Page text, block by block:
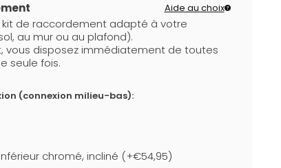
Aide au choix
de raccordement adapté à votre
au mur ou au plafond).
vous disposez immédiatement de toutes
seule fois.
(connexion milieu-bas):
chromé, incliné (+€54,95)